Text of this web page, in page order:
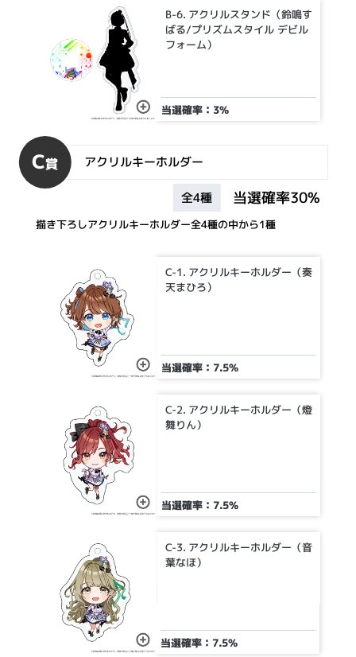
当選確率：3%
B-6. アクリルスタンド（鈴鳴す
ばる/プリズムスタイル デビル
フォーム）
C賞 アクリルキーホルダー
全4種 当選確率30%
描き下ろしアクリルキーホルダー全4種の中から1種
当選確率：7.5%
C-1. アクリルキーホルダー（奏
天まひろ）
当選確率：7.5%
C-2. アクリルキーホルダー（燈
舞りん）
当選確率：7.5%
C-3. アクリルキーホルダー（音
葉なほ）